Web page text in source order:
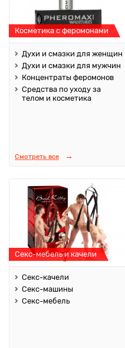
Косметика с феромонами
Духи и смазки для женщин
Духи и смазки для мужчин
Концентраты феромонов
Средства по уходу за
телом и косметика
Смотреть все
Секс-мебель и качели
Секс-качели
Секс-машины
Секс-мебель